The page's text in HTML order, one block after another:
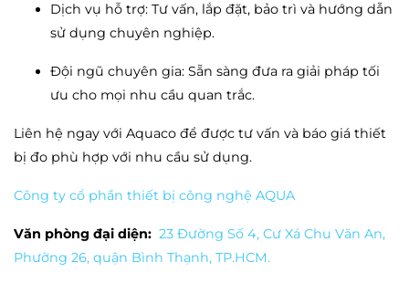
Dịch vụ hỗ trợ: Tư vấn, lắp đặt, bảo trì và hướng dẫn
sử dụng chuyên nghiệp.
Đội ngũ chuyên gia: Sẵn sàng đưa ra giải pháp tối
ưu cho mọi nhu cầu quan trắc.
Liên hệ ngay với Aquaco để được tư vấn và báo giá thiết
bị đo phù hợp với nhu cầu sử dụng.
Công ty cổ phần thiết bị công nghệ AQUA
Văn phòng đại diện: 23 Đường Số 4, Cư Xá Chu Văn An,
Phường 26, quận Bình Thạnh, TP.HCM.